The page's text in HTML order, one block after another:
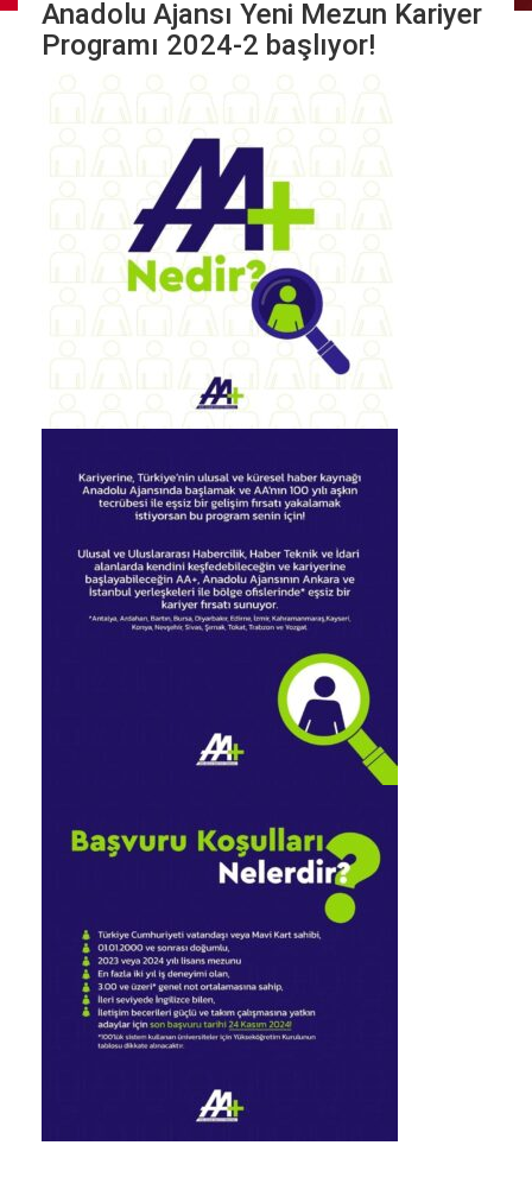
Anadolu Ajansı Yeni Mezun Kariyer
Programı 2024-2 başlıyor!